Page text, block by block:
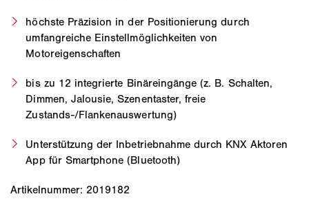
höchste Präzision in der Positionierung durch
umfangreiche Einstellmöglichkeiten von
Motoreigenschaften
bis zu 12 integrierte Binäreingänge (z. B. Schalten,
Dimmen, Jalousie, Szenentaster, freie
Zustands-/Flankenauswertung)
Unterstützung der Inbetriebnahme durch KNX Aktoren
App für Smartphone (Bluetooth)
Artikelnummer: 2019182